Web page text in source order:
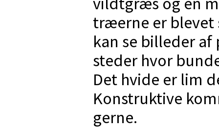
træerne er blevet
kan se billeder
steder hvor
Det hvide er lim
Konstruktive
gerne.